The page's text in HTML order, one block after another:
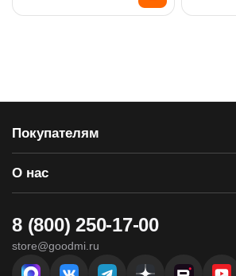
Покупателям
О нас
8 (800) 250-17-00
store@goodmi.ru